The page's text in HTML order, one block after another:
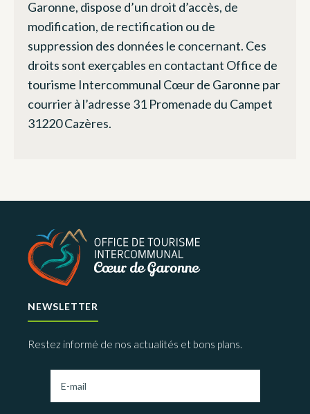
Garonne, dispose d’un droit d’accès, de
modification, de rectification ou de
suppression des données le concernant. Ces
droits sont exerçables en contactant Office de
tourisme Intercommunal Cœur de Garonne par
courrier à l’adresse 31 Promenade du Campet
31220 Cazères.
NEWSLETTER
Restez informé de nos actualités et bons plans.